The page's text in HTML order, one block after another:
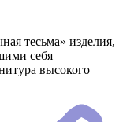
тесьма» изделия,
себя
высокого